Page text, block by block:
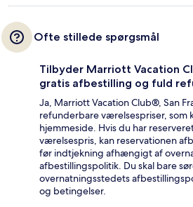
Ofte stillede spørgsmål
Tilbyder Marriott Vacation
gratis afbestilling og fuld
Ja, Marriott Vacation Club®, San
refunderbare værelsespriser, som
hjemmeside. Hvis du har
værelsespris, kan reservationen
før indtjekning afhængigt af
afbestillingspolitik. Du skal bare
overnatningsstedets
og betingelser.